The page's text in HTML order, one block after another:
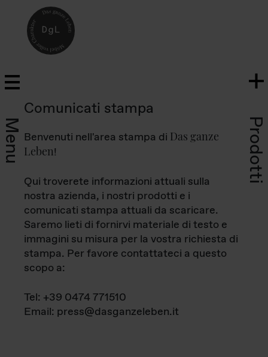
Menu Prodotti
Comunicati stampa
Benvenuti nell'area stampa di Das ganze
Leben!
Qui troverete informazioni attuali sulla
nostra azienda, i nostri prodotti e i
comunicati stampa attuali da scaricare.
Saremo lieti di fornirvi materiale di testo e
immagini su misura per la vostra richiesta di
stampa. Per favore contattateci a questo
scopo a:
Tel: +39 0474 771510
Email: press@dasganzeleben.it